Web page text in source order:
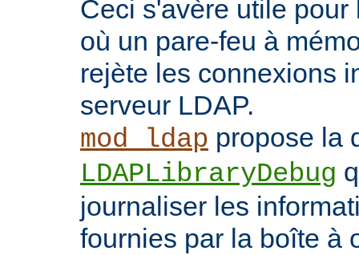
Ceci s'avère utile
où un pare-feu à
rejète les connexions
serveur LDAP.
mod_ldap propose la
LDAPLibraryDebug
journaliser les
fournies par la boîte à